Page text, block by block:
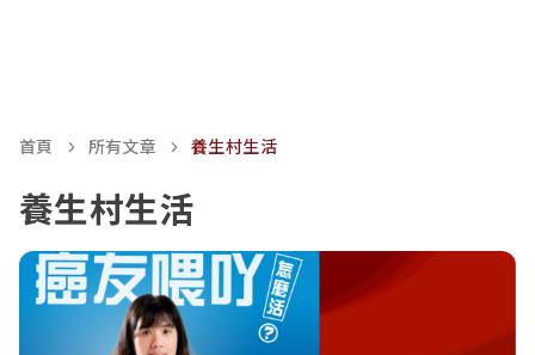
首頁 所有文章 養生村生活
養生村生活